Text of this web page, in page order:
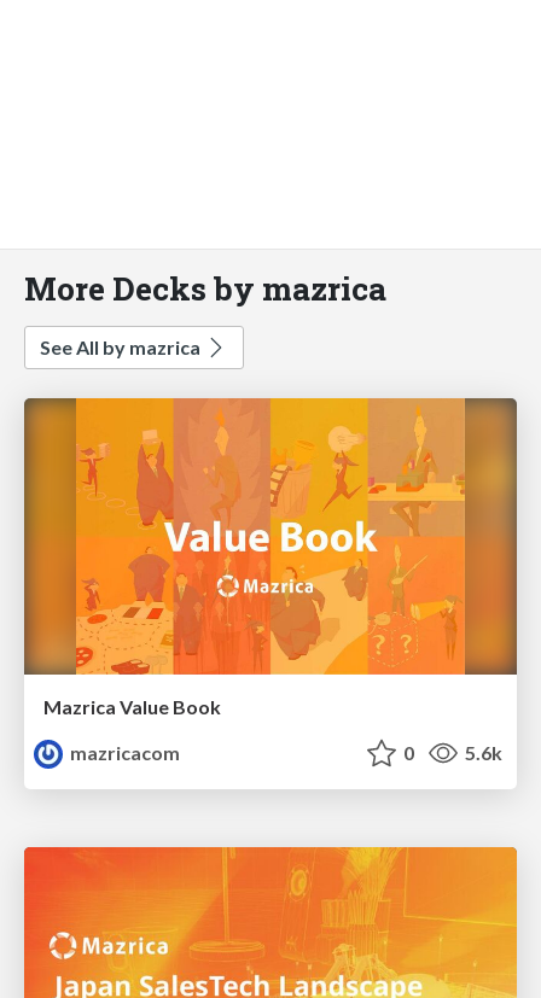
More Decks by mazrica
See All by mazrica
Mazrica Value Book
mazricacom
0 5.6k